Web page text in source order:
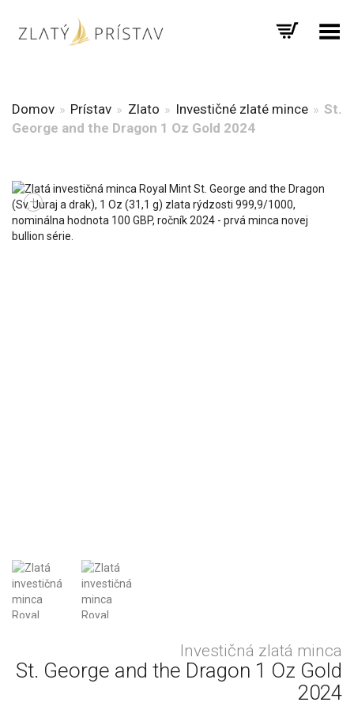
Prepnúť menu
Domov » Prístav » Zlato » Investičné zlaté mince» St.
George and the Dragon 1 Oz Gold 2024
+
Investičná zlatá minca
St. George and the Dragon 1 Oz Gold
2024